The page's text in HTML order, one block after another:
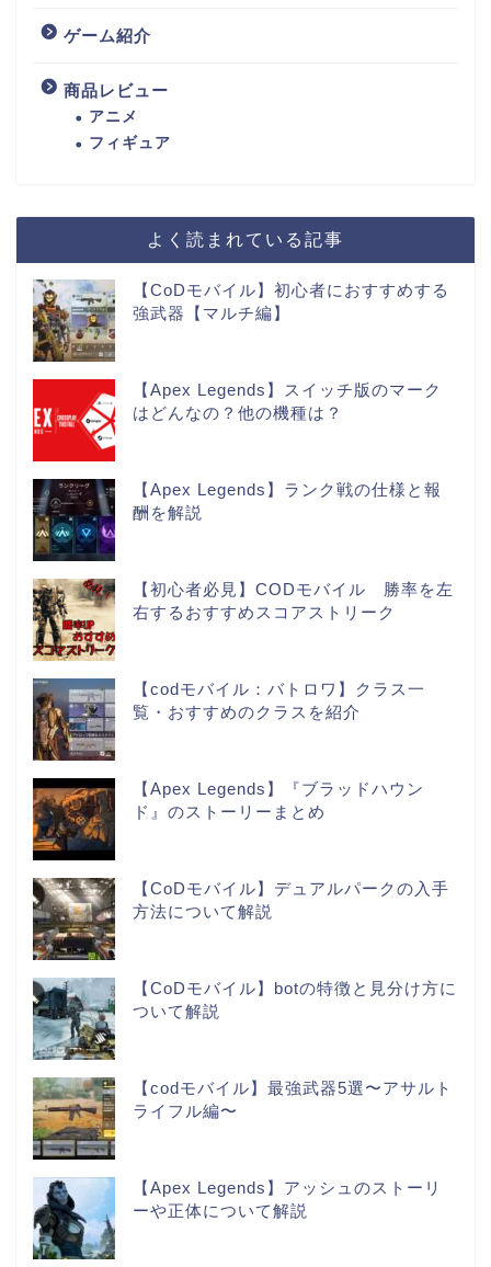
ゲーム紹介
商品レビュー
アニメ
フィギュア
よく読まれている記事
【CoDモバイル】初心者におすすめする
強武器【マルチ編】
【Apex Legends】スイッチ版のマーク
はどんなの？他の機種は？
【Apex Legends】ランク戦の仕様と報
酬を解説
【初心者必見】CODモバイル 勝率を左
右するおすすめスコアストリーク
【codモバイル：バトロワ】クラス一
覧・おすすめのクラスを紹介
【Apex Legends】『ブラッドハウン
ド』のストーリーまとめ
【CoDモバイル】デュアルパークの入手
方法について解説
【CoDモバイル】botの特徴と見分け方に
ついて解説
【codモバイル】最強武器5選〜アサルト
ライフル編〜
【Apex Legends】アッシュのストーリ
ーや正体について解説